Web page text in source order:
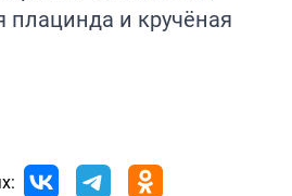
плацинда и кручёная